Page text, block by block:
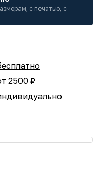
с печатью, с
2500 ₽